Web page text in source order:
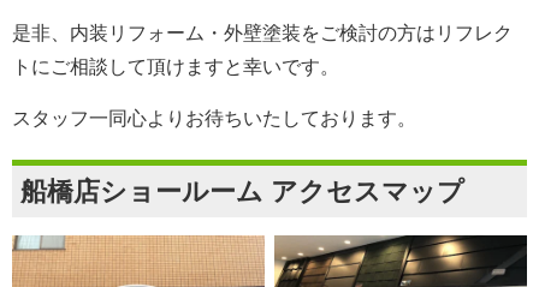
是非、内装リフォーム・外壁塗装をご検討の方は リフレク
ト にご相談して頂けますと幸いです。
スタッフ一同心よりお待ちいたしております。
船橋店ショールーム アクセスマップ